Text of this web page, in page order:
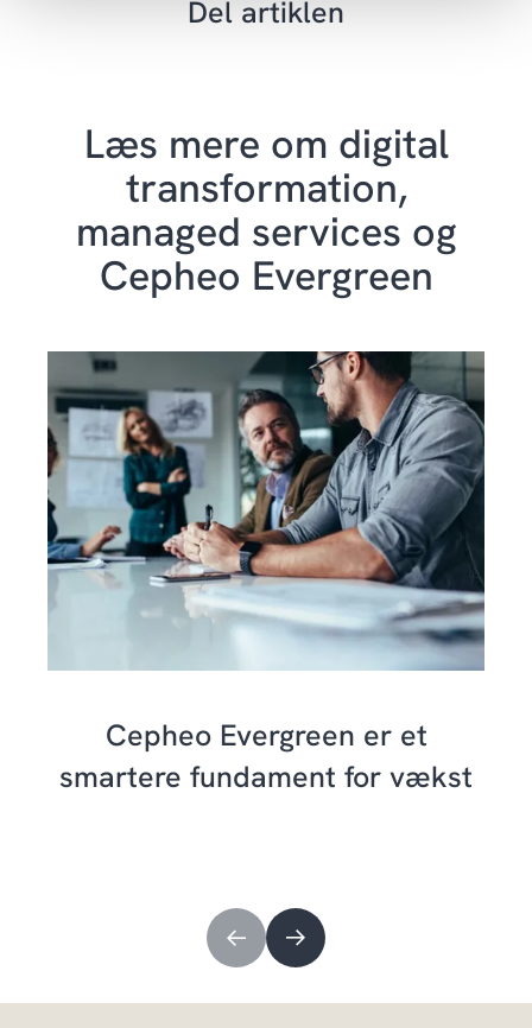
Del artiklen
Læs mere om digital
transformation,
managed services og
Cepheo Evergreen
Cepheo Evergreen er et
smartere fundament for vækst